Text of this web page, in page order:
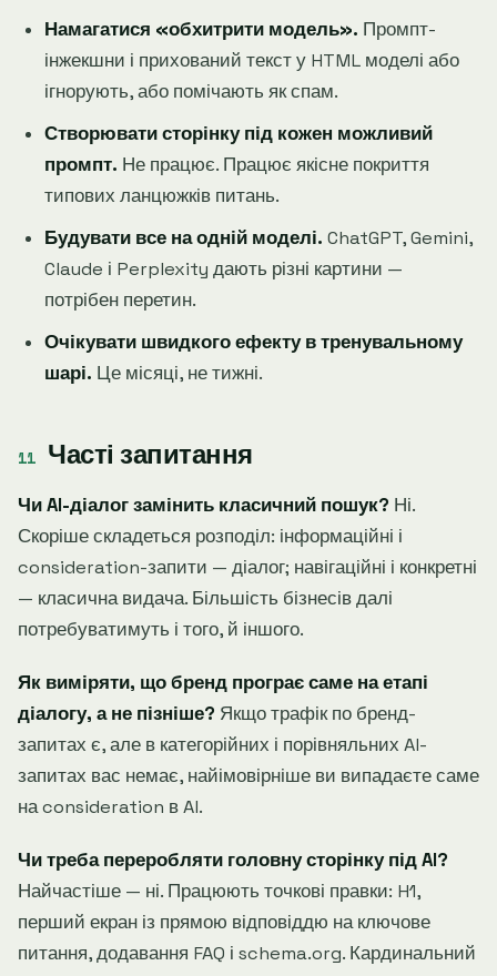
Намагатися «обхитрити модель». Промпт-
інжекшни і прихований текст у HTML моделі або
ігнорують, або помічають як спам.
Створювати сторінку під кожен можливий
промпт. Не працює. Працює якісне покриття
типових ланцюжків питань.
Будувати все на одній моделі. ChatGPT, Gemini,
Claude і Perplexity дають різні картини —
потрібен перетин.
Очікувати швидкого ефекту в тренувальному
шарі. Це місяці, не тижні.
Часті запитання
Чи AI-діалог замінить класичний пошук? Ні.
Скоріше складеться розподіл: інформаційні і
consideration-запити — діалог; навігаційні і конкретні
— класична видача. Більшість бізнесів далі
потребуватимуть і того, й іншого.
Як виміряти, що бренд програє саме на етапі
діалогу, а не пізніше? Якщо трафік по бренд-
запитах є, але в категорійних і порівняльних AI-
запитах вас немає, найімовірніше ви випадаєте саме
на consideration в AI.
Чи треба переробляти головну сторінку під AI?
Найчастіше — ні. Працюють точкові правки: H1,
перший екран із прямою відповіддю на ключове
питання, додавання FAQ і schema.org. Кардинальний